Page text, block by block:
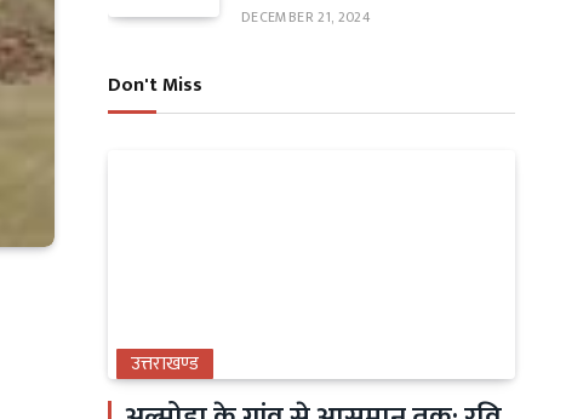
DECEMBER 21, 2024
Don't Miss
उत्तराखण्ड